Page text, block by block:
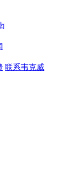
联系韦克威